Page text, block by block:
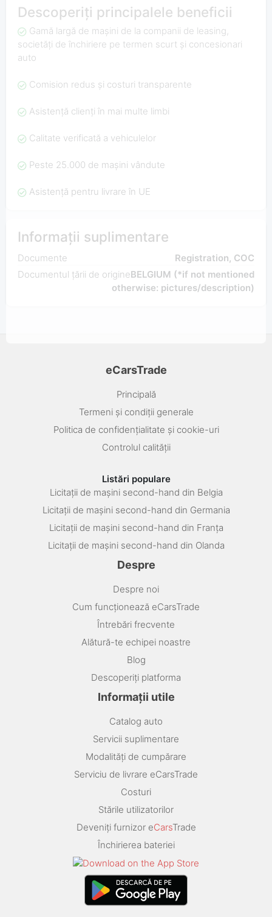
Descoperiți principalele beneficii
Gamă largă de mașini de la companii de leasing,
societăți de închiriere pe termen scurt și concesionari
auto
Comision redus și costuri transparente
Asistență clienți în mai multe limbi
Calitate verificată a vehiculelor
Peste 25.000 de mașini vândute
Asistență pentru livrare în UE
Informații suplimentare
Documente
Registration, COC
Documentul țării de origineBELGIUM (*if not mentioned
otherwise: pictures/description)
eCarsTrade
Principală
Termeni și condiții generale
Politica de confidențialitate și cookie-uri
Controlul calității
Listări populare
Licitații de mașini second-hand din Belgia
Licitații de mașini second-hand din Germania
Licitații de mașini second-hand din Franța
Licitații de mașini second-hand din Olanda
Despre
Despre noi
Cum funcționează eCarsTrade
Întrebări frecvente
Alătură-te echipei noastre
Blog
Descoperiți platforma
Informații utile
Catalog auto
Servicii suplimentare
Modalități de cumpărare
Serviciu de livrare eCarsTrade
Costuri
Stările utilizatorilor
Deveniți furnizor eCarsTrade
Închirierea bateriei